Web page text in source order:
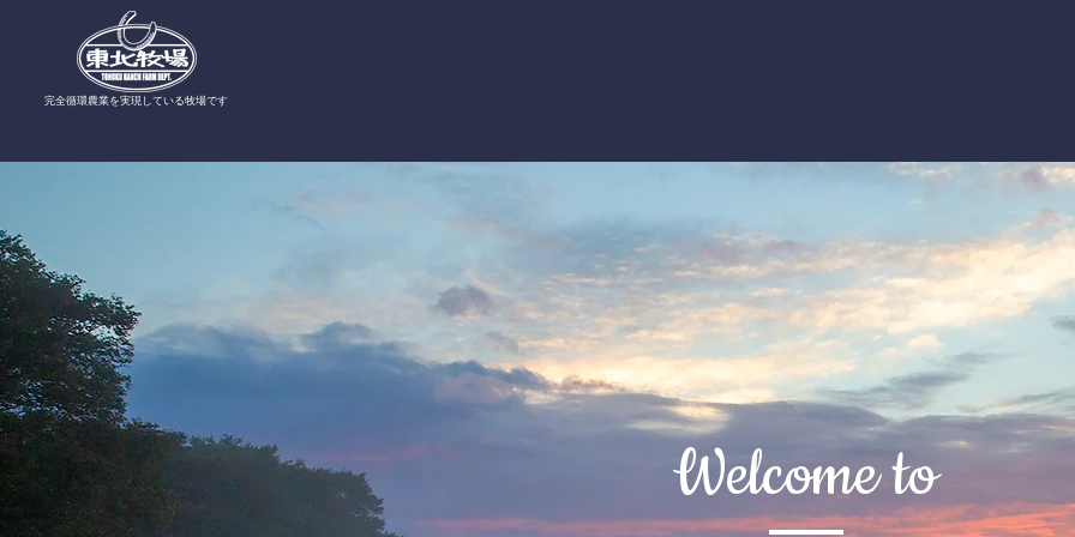
​完全循環農業を実現している牧場です
Welcome to